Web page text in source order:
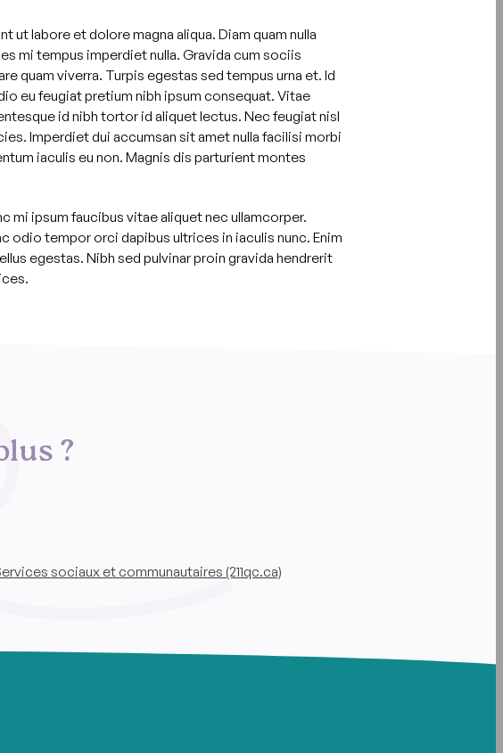
labore et dolore magna aliqua. Diam quam nulla
mi tempus imperdiet nulla. Gravida cum sociis
quam viverra. Turpis egestas sed tempus urna et. Id
eu feugiat pretium nibh ipsum consequat. Vitae
id nibh tortor id aliquet lectus. Nec feugiat nisl
Imperdiet dui accumsan sit amet nulla facilisi morbi
iaculis eu non. Magnis dis parturient montes
mi ipsum faucibus vitae aliquet nec ullamcorper.
odio tempor orci dapibus ultrices in iaculis nunc. Enim
egestas. Nibh sed pulvinar proin gravida hendrerit
?
sociaux et communautaires (211qc.ca)